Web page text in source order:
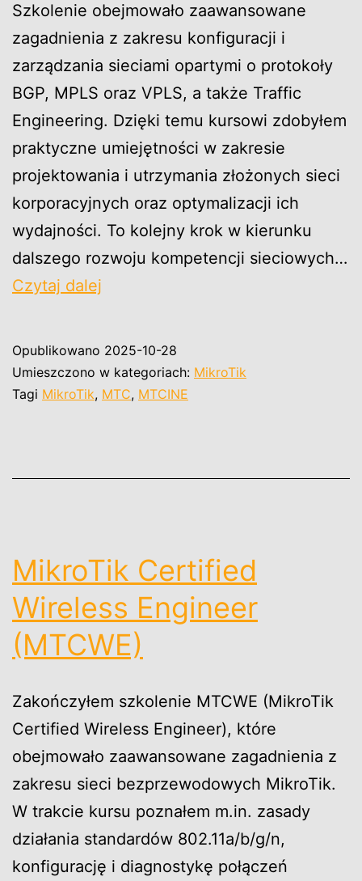
Szkolenie obejmowało zaawansowane
zagadnienia z zakresu konfiguracji i
zarządzania sieciami opartymi o protokoły
BGP, MPLS oraz VPLS, a także Traffic
Engineering. Dzięki temu kursowi zdobyłem
praktyczne umiejętności w zakresie
projektowania i utrzymania złożonych sieci
korporacyjnych oraz optymalizacji ich
wydajności. To kolejny krok w kierunku
dalszego rozwoju kompetencji sieciowych…
Czytaj dalej
Networking
Engineer
Opublikowano 2025-10-28
Umieszczono w kategoriach: MikroTik
Tagi MikroTik, MTC, MTCINE
MikroTik Certified
Wireless Engineer
(MTCWE)
Zakończyłem szkolenie MTCWE (MikroTik
Certified Wireless Engineer), które
obejmowało zaawansowane zagadnienia z
zakresu sieci bezprzewodowych MikroTik.
W trakcie kursu poznałem m.in. zasady
działania standardów 802.11a/b/g/n,
konfigurację i diagnostykę połączeń